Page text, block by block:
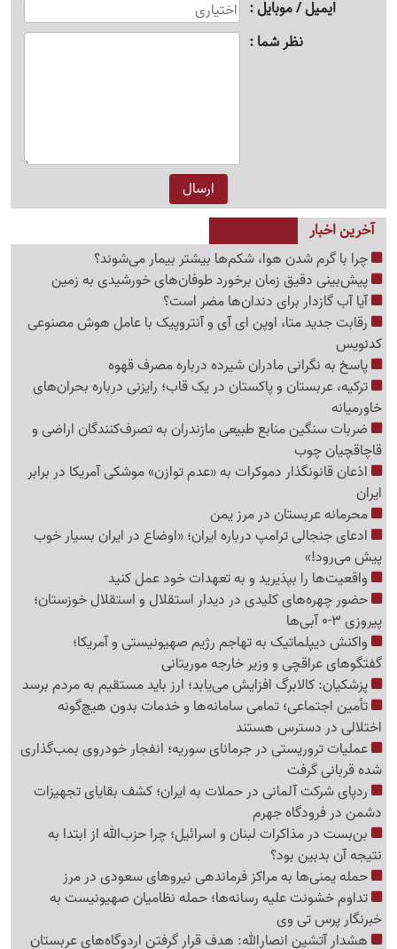
ایمیل / موبایل
نظر شما
آخرین اخبار
چرا با گرم شدن هوا، شکم‌ها بیشتر بیمار می‌شوند؟
پیش‌بینی دقیق زمان برخورد طوفان‌های خورشیدی به زمین
آیا آب گازدار برای دندان‌ها مضر است؟
رقابت جدید متا، اوپن ای آی و آنتروپیک با عامل هوش مصنوعی
کدنویس
پاسخ به نگرانی مادران شیرده درباره مصرف قهوه
ترکیه، عربستان و پاکستان در یک قاب؛ رایزنی درباره بحران‌های
خاورمیانه
ضربات سنگین منابع طبیعی مازندران به تصرف‌کنندگان اراضی و
قاچاقچیان چوب
اذعان قانونگذار دموکرات به «عدم توازن» موشکی آمریکا در برابر
ایران
محرمانه عربستان در مرز یمن
ادعای جنجالی ترامپ درباره ایران؛ «اوضاع در ایران بسیار خوب
پیش می‌رود!»
واقعیت‌ها را بپذیرید و به تعهدات خود عمل کنید
حضور چهره‌های کلیدی در دیدار استقلال و استقلال خوزستان؛
پیروزی 3-0 آبی‌ها
واکنش دیپلماتیک به تهاجم رژیم صهیونیستی و آمریکا؛
گفتگوهای عراقچی و وزیر خارجه موریتانی
پزشکیان: کالابرگ افزایش می‌یابد؛ ارز باید مستقیم به مردم برسد
تأمین اجتماعی؛ تمامی سامانه‌ها و خدمات بدون هیچ‌گونه
اختلالی در دسترس هستند
عملیات تروریستی در جرمانای سوریه؛ انفجار خودروی بمب‌گذاری
شده قربانی گرفت
ردپای شرکت آلمانی در حملات به ایران؛ کشف بقایای تجهیزات
دشمن در فرودگاه جهرم
بن‌بست در مذاکرات لبنان و اسرائیل؛ چرا حزب‌الله از ابتدا به
نتیجه آن بدبین بود؟
حمله یمنی‌ها به مراکز فرماندهی نیروهای سعودی در مرز
تداوم خشونت علیه رسانه‌ها؛ حمله نظامیان صهیونیست به
خبرنگار پرس تی وی
هشدار آتشین انصارالله: هدف قرار گرفتن اردوگاه‌های عربستان